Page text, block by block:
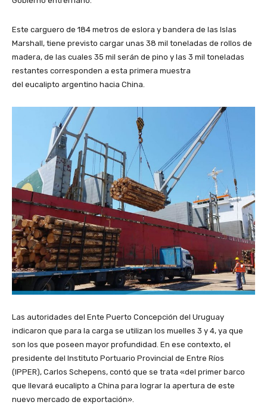
Este carguero de 184 metros de eslora y bandera de las Islas
Marshall, tiene previsto cargar unas 38 mil toneladas de rollos de
madera, de las cuales 35 mil serán de pino y las 3 mil toneladas
restantes corresponden a esta primera muestra
del eucalipto argentino hacia China.
Las autoridades del Ente Puerto Concepción del Uruguay
indicaron que para la carga se utilizan los muelles 3 y 4, ya que
son los que poseen mayor profundidad. En ese contexto, el
presidente del Instituto Portuario Provincial de Entre Ríos
(IPPER), Carlos Schepens, contó que se trata «del primer barco
que llevará eucalipto a China para lograr la apertura de este
nuevo mercado de exportación».